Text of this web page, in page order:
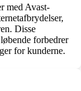
med Avast-
Disse
forbedrer
for kunderne.